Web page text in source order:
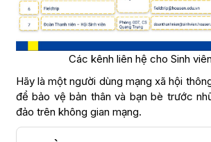
Các kênh liên hệ cho Sinh
Hãy là một người dùng mạng xã hội
để bảo vệ bản thân và bạn bè trước
đảo trên không gian mạng.